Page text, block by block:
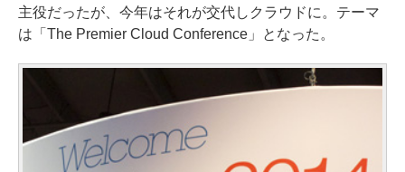
主役だったが、今年はそれが交代しクラウドに。テーマ
は「The Premier Cloud Conference」となった。